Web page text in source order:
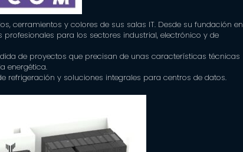
cerramientos y colores de sus salas IT. Desde su fundación en
profesionales para los sectores industrial, electrónico y de
de proyectos que precisan de unas características técnicas
energética.
refrigeración y soluciones integrales para centros de datos.